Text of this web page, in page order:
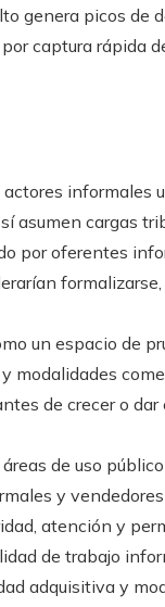
genera picos de
captura rápida
informales
asumen cargas
por oferentes
formalizarse,
un espacio de
modalidades
de crecer o
de uso
y
atención y
de trabajo
adquisitiva y